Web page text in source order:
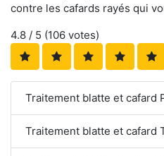
contre les cafards rayés qui
4.8 / 5 (106 votes)
Traitement blatte et cafard
Traitement blatte et cafard